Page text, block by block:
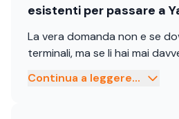
esistenti per passare a
La vera domanda non e se
terminali, ma se li hai mai
Continua a leggere...